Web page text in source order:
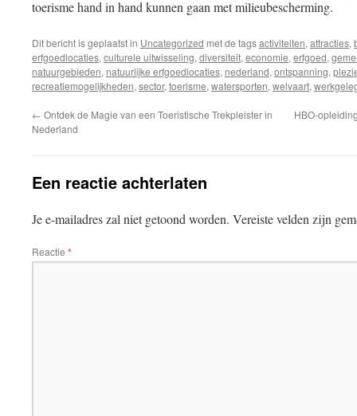
toerisme hand in hand kunnen gaan met milieubescherming.
Dit bericht is geplaatst in Uncategorized met de tagsactiviteiten, attracties,
erfgoedlocaties, culturele uitwisseling, diversiteit, economie, erfgoed,
natuurgebieden, natuurlijke erfgoedlocaties, nederland, ontspanning,
recreatiemogelijkheden, sector, toerisme, watersporten, welvaart,
← Ontdek de Magie van een Toeristische Trekpleister in
Nederland
HBO-
Een reactie achterlaten
Je e-mailadres zal niet getoond worden. Vereiste velden zijn
Reactie *